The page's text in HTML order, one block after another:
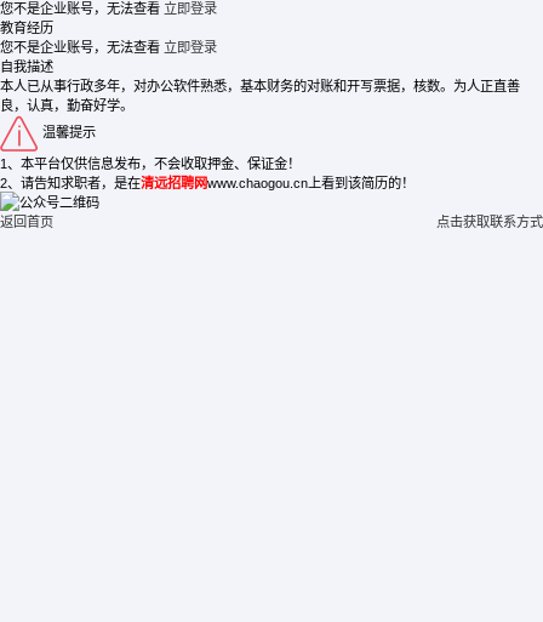
您不是企业账号，无法查看 立即登录
教育经历
您不是企业账号，无法查看 立即登录
自我描述
本人已从事行政多年，对办公软件熟悉，基本财务的对账和开写票据，核数。为人正直善
良，认真，勤奋好学。
温馨提示
1、本平台仅供信息发布，不会收取押金、保证金！
2、请告知求职者，是在清远招聘网www.chaogou.cn上看到该简历的！
返回首页 点击获取联系方式